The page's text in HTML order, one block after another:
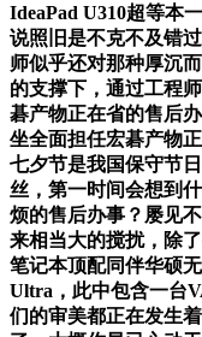
IdeaPad U310超等本
说照旧是不克不及错
师似乎还对那种厚沉
的支撑下，通过工程
碁产物正在省的售后
坐全面担任宏碁产物
七夕节是我国保守节
丝，第一时间会想到
烦的售后办事？屡见
来相当大的搅扰，除
笔记本顶配同伴华硕
Ultra，此中包含一台
们的审美都正在发生